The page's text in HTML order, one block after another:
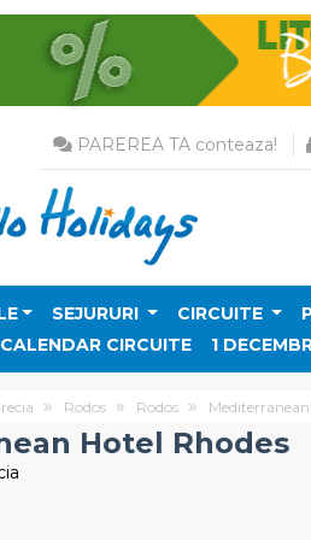
PAREREA TA conteaza!
SEJURURI CIRCUITE
CALENDAR CIRCUITE
1
Rodos Rodos
Hotel Rhodes